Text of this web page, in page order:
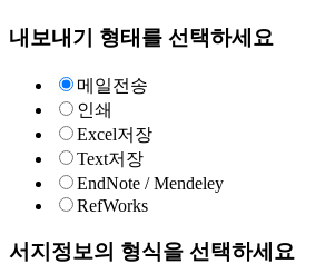
내보내기 형태를 선택하세요
메일전송
인쇄
Excel저장
Text저장
EndNote / Mendeley
RefWorks
서지정보의 형식을 선택하세요